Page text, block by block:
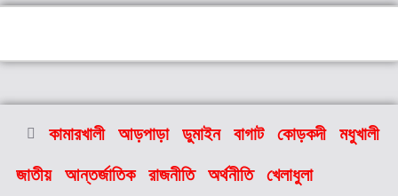
কামারখালী আড়পাড়া ডুমাইন বাগাট কোড়কদী মধুখালী
জাতীয় আন্তর্জাতিক রাজনীতি অর্থনীতি খেলাধুলা